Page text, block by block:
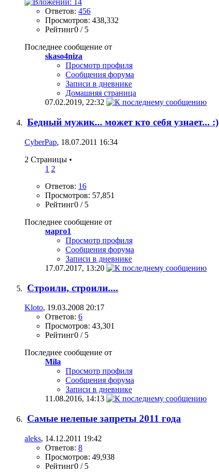
Ответов: 456
Просмотров: 438,332
Рейтинг0 / 5
Последнее сообщение от
skaso4niza
Просмотр профиля
Сообщения форума
Записи в дневнике
Домашняя страница
07.02.2019, 22:32
Бедный мужик... может кто себя узнает... :)
CyberPap, 18.07.2011 16:34
2 Страницы •
1 2
Ответов: 16
Просмотров: 57,851
Рейтинг0 / 5
Последнее сообщение от
марго1
Просмотр профиля
Сообщения форума
Записи в дневнике
17.07.2017, 13:20
Строили, строили....
Kloto, 19.03.2008 20:17
Ответов: 6
Просмотров: 43,301
Рейтинг0 / 5
Последнее сообщение от
Mila
Просмотр профиля
Сообщения форума
Записи в дневнике
11.08.2016, 14:13
Самые нелепые запреты 2011 года
aleks, 14.12.2011 19:42
Ответов: 8
Просмотров: 49,938
Рейтинг0 / 5